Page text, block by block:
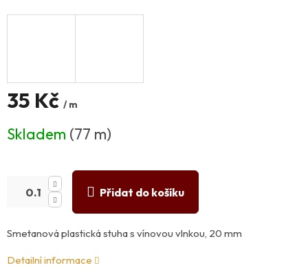
35 Kč / m
cena:
Skladem (77 m)
Přidat do košíku
Smetanová plastická stuha s vínovou vlnkou, 20 mm
Detailní informace